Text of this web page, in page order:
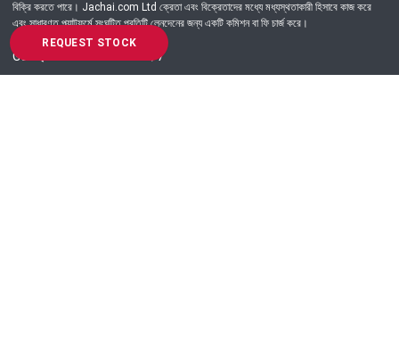
REQUEST STOCK
বিক্রি করতে পারে। Jachai.com Ltd ক্রেতা এবং বিক্রেতাদের মধ্যে মধ্যস্থতাকারী হিসাবে কাজ করে
এবং সাধারণত প্ল্যাটফর্মে সংঘটিত প্রতিটি লেনদেনের জন্য একটি কমিশন বা ফি চার্জ করে।
Got Question? Call us 24/7